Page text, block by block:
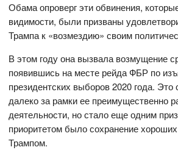
Обама опроверг эти обвинения,
видимости, были призваны
Трампа к «возмездию» своим
В этом году она вызвала возмущение
появившись на месте рейда ФБР по
президентских выборов 2020 года.
далеко за рамки ее преимущественно
деятельности, но стало еще одним
приоритетом было сохранение
Трампом.